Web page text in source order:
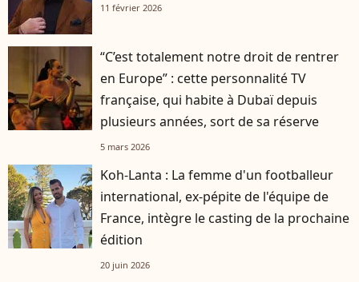
11 février 2026
“C’est totalement notre droit de rentrer
en Europe” : cette personnalité TV
française, qui habite à Dubaï depuis
plusieurs années, sort de sa réserve
5 mars 2026
Koh-Lanta : La femme d'un footballeur
international, ex-pépite de l'équipe de
France, intègre le casting de la prochaine
édition
20 juin 2026